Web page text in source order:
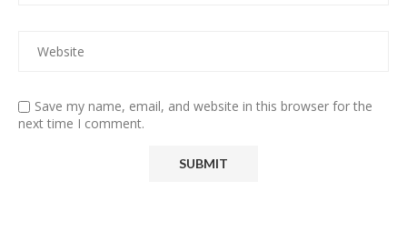
Save my name, email, and website in this browser for the
next time I comment.